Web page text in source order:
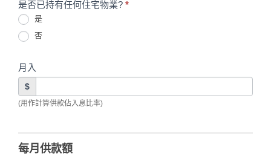
是否已持有任何住宅物業? *
是
否
月入
$
(用作計算供款佔入息比率)
每月供款額